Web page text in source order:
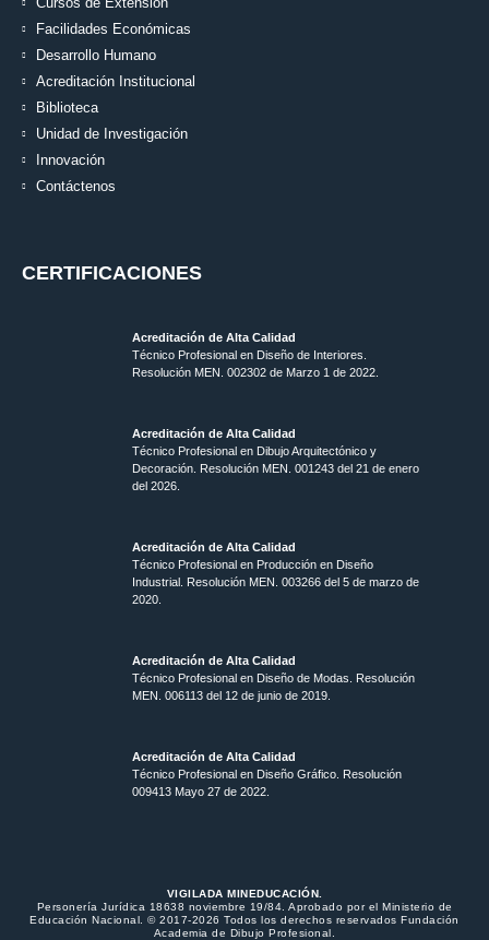
Facilidades Económicas
Desarrollo Humano
Acreditación Institucional
Biblioteca
Unidad de Investigación
Innovación
Contáctenos
CERTIFICACIONES
Acreditación de Alta Calidad
Técnico Profesional en Diseño de Interiores.
Resolución MEN. 002302 de Marzo 1 de 2022.
Acreditación de Alta Calidad
Técnico Profesional en Dibujo Arquitectónico y
Decoración. Resolución MEN. 001243 del 21 de enero
del 2026.
Acreditación de Alta Calidad
Técnico Profesional en Producción en Diseño
Industrial. Resolución MEN. 003266 del 5 de marzo de
2020.
Acreditación de Alta Calidad
Técnico Profesional en Diseño de Modas. Resolución
MEN. 006113 del 12 de junio de 2019.
Acreditación de Alta Calidad
Técnico Profesional en Diseño Gráfico. Resolución
009413 Mayo 27 de 2022.
VIGILADA MINEDUCACIÓN.
Personería Jurídica 18638 noviembre 19/84. Aprobado por el Ministerio de
Educación Nacional. © 2017-2026 Todos los derechos reservados Fundación
Academia de Dibujo Profesional.